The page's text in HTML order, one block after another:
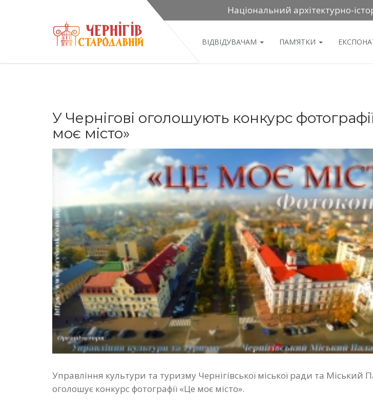
Національний архітектурно-
ВІДВІДУВАЧАМ ПАМ’ЯТКИ
У Чернігові оголошують конкурс
моє місто»
Управління культури та туризму Чернігівської міської ради та Міський
оголошує конкурс фотографії «Це моє місто».